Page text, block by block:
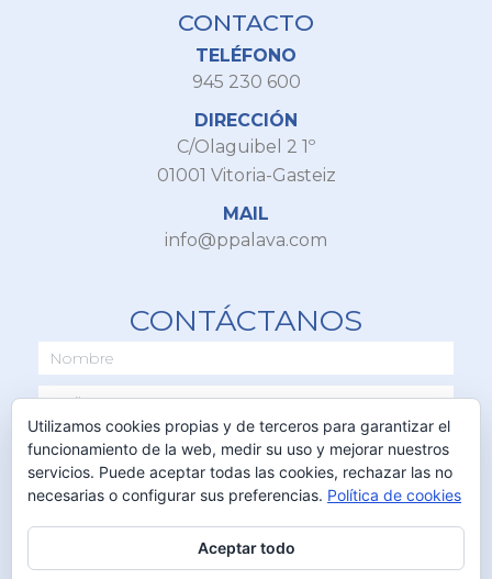
CONTACTO
TELÉFONO
945 230 600
DIRECCIÓN
C/Olaguibel 2 1º
01001 Vitoria-Gasteiz
MAIL
info@ppalava.com
CONTÁCTANOS
ENVIAR
Utilizamos cookies propias y de terceros para garantizar el
funcionamiento de la web, medir su uso y mejorar nuestros
servicios. Puede aceptar todas las cookies, rechazar las no
necesarias o configurar sus preferencias. Política de cookies
Aceptar todo